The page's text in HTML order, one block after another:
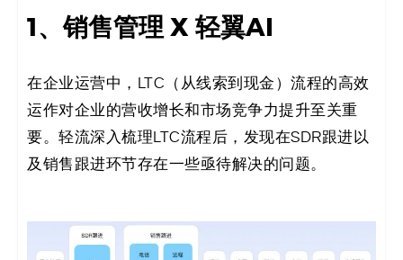
1、销售管理 X 轻翼AI
在企业运营中，LTC（从线索到现金）流程的高效
运作对企业的营收增长和市场竞争力提升至关重
要。轻流深入梳理LTC流程后，发现在SDR跟进以
及销售跟进环节存在一些亟待解决的问题。